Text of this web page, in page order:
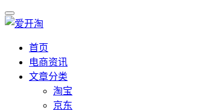
首页
电商资讯
文章分类
淘宝
京东